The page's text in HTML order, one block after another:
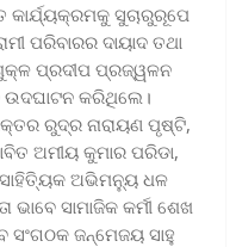
କାର୍ଯ୍ୟକ୍ରମକୁ ସୁଚାରୁରୂପେ
ପରିବାରର ଦାୟାଦ ତଥା
ଶୁକ୍ଳ ପ୍ରଦୀପ ପ୍ରଜ୍ୱଳନ
ଉଦଘାଟନ କରିଥିଲେ।
ରୁଦ୍ର ନାରାୟଣ ପୃଷ୍ଟି,
ଅମୀୟ କୁମାର ପରିଡା,
ସାହିତ୍ୟିକ ଅଭିମନ୍ୟୁ ଧଳ
ସାମାଜିକ କର୍ମୀ ଶେଖ
ସଂଗଠକ ଜନ୍ମେଜୟ ସାହୁ